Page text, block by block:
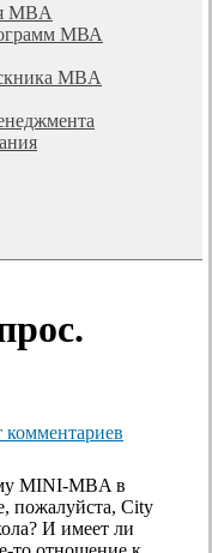
MBA
МВА
MBA
комментариев
MINI-MBA в
пожалуйста, City
И имеет ли